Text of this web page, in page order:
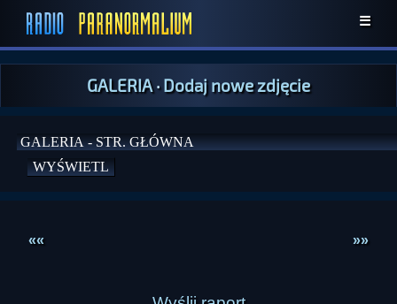
☰
GALERIA · Dodaj nowe zdjęcie
«« »»